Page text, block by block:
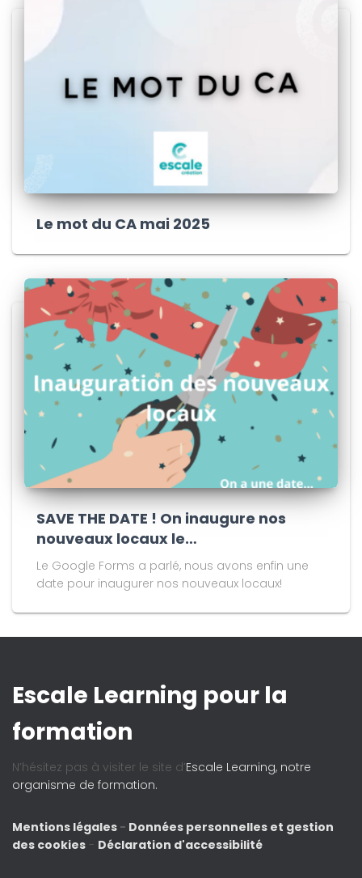
Le mot du CA mai 2025
SAVE THE DATE ! On inaugure nos
nouveaux locaux le…
Le Google Forms a parlé, nous avons enfin une
date pour inaugurer nos nouveaux locaux!
Escale Learning pour la
formation
N’hésitez pas à visiter le site d’Escale Learning, notre
organisme de formation.
Mentions légales - Données personnelles et gestion
des cookies - Déclaration d'accessibilité